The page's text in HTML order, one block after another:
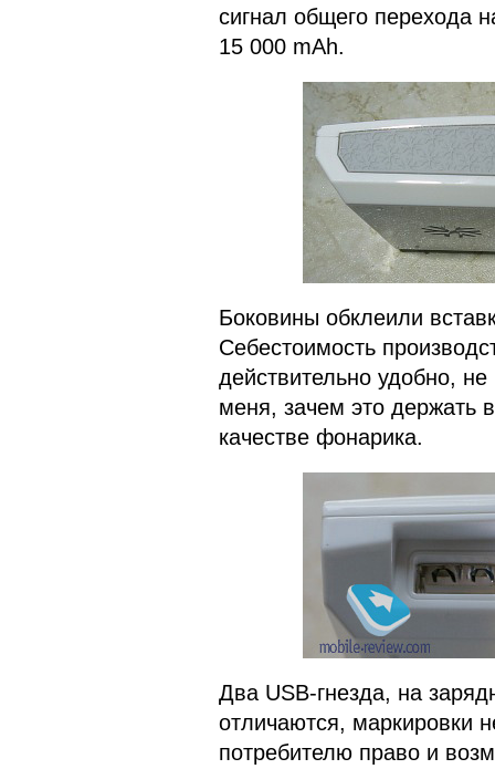
сигнал общего перехода
15 000 mAh.
Боковины обклеили
Себестоимость
действительно удобно,
меня, зачем это держать
качестве фонарика.
Два USB-гнезда, на
отличаются, маркировки
потребителю право и